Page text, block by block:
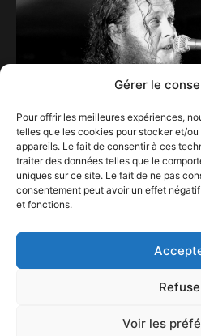
Gérer le
Pour offrir les meilleures expériences,
telles que les cookies pour stocker et/
appareils. Le fait de consentir à ces
traiter des données telles que le
uniques sur ce site. Le fait de ne pas
consentement peut avoir un effet
et fonctions.
Voir les
La Flandre et les States à
8 juillet 2022